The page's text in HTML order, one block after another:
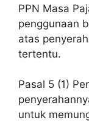
PPN Masa
penggunaan
atas
tertentu.
Pasal 5 (1)
untuk